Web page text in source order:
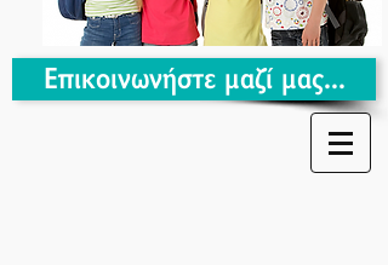
Επικοινωνήστε μαζί μας...